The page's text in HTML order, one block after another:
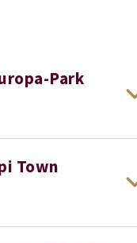
Park
Town